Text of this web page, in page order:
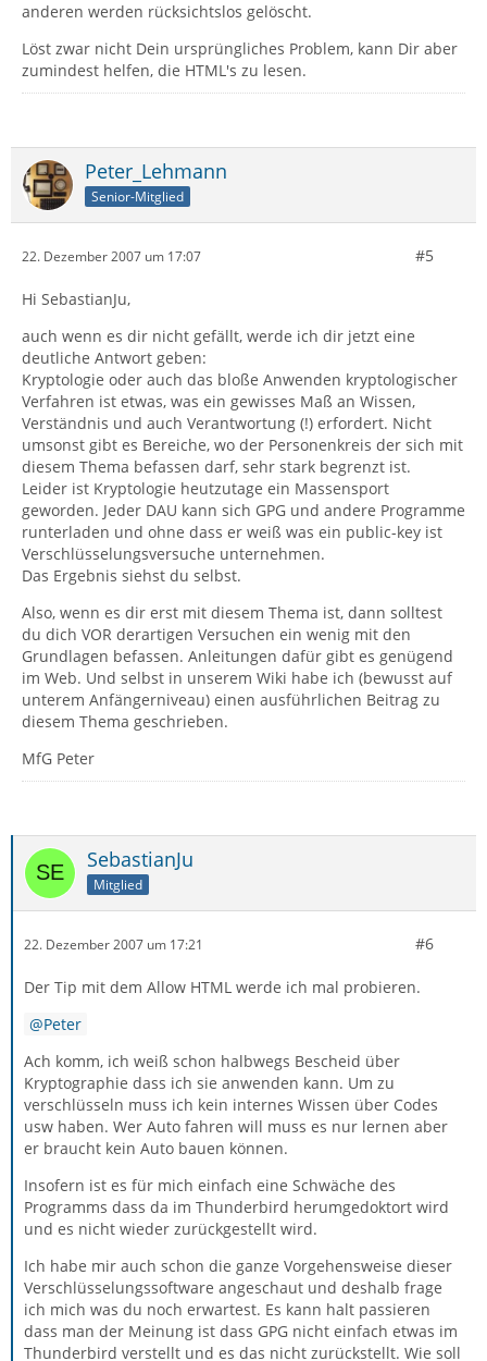
anderen werden rücksichtslos gelöscht.
Löst zwar nicht Dein ursprüngliches Problem, kann Dir aber
zumindest helfen, die HTML's zu lesen.
Peter_Lehmann
Senior-Mitglied
22. Dezember 2007 um 17:07 #5
Hi SebastianJu,
auch wenn es dir nicht gefällt, werde ich dir jetzt eine
deutliche Antwort geben:
Kryptologie oder auch das bloße Anwenden kryptologischer
Verfahren ist etwas, was ein gewisses Maß an Wissen,
Verständnis und auch Verantwortung (!) erfordert. Nicht
umsonst gibt es Bereiche, wo der Personenkreis der sich mit
diesem Thema befassen darf, sehr stark begrenzt ist.
Leider ist Kryptologie heutzutage ein Massensport
geworden. Jeder DAU kann sich GPG und andere Programme
runterladen und ohne dass er weiß was ein public-key ist
Verschlüsselungsversuche unternehmen.
Das Ergebnis siehst du selbst.
Also, wenn es dir erst mit diesem Thema ist, dann solltest
du dich VOR derartigen Versuchen ein wenig mit den
Grundlagen befassen. Anleitungen dafür gibt es genügend
im Web. Und selbst in unserem Wiki habe ich (bewusst auf
unterem Anfängerniveau) einen ausführlichen Beitrag zu
diesem Thema geschrieben.
MfG Peter
SebastianJu
Mitglied
22. Dezember 2007 um 17:21 #6
Der Tip mit dem Allow HTML werde ich mal probieren.
Peter
Ach komm, ich weiß schon halbwegs Bescheid über
Kryptographie dass ich sie anwenden kann. Um zu
verschlüsseln muss ich kein internes Wissen über Codes
usw haben. Wer Auto fahren will muss es nur lernen aber
er braucht kein Auto bauen können.
Insofern ist es für mich einfach eine Schwäche des
Programms dass da im Thunderbird herumgedoktort wird
und es nicht wieder zurückgestellt wird.
Ich habe mir auch schon die ganze Vorgehensweise dieser
Verschlüsselungssoftware angeschaut und deshalb frage
ich mich was du noch erwartest. Es kann halt passieren
dass man der Meinung ist dass GPG nicht einfach etwas im
Thunderbird verstellt und es das nicht zurückstellt. Wie soll